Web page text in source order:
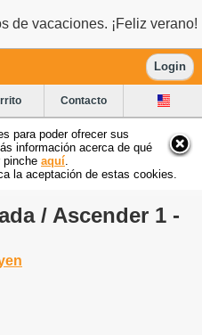
de vacaciones. ¡Feliz verano!
Login
Contacto
para poder ofrecer sus
información acerca de qué
pinche aquí
la aceptación de estas cookies.
/ Ascender 1 -